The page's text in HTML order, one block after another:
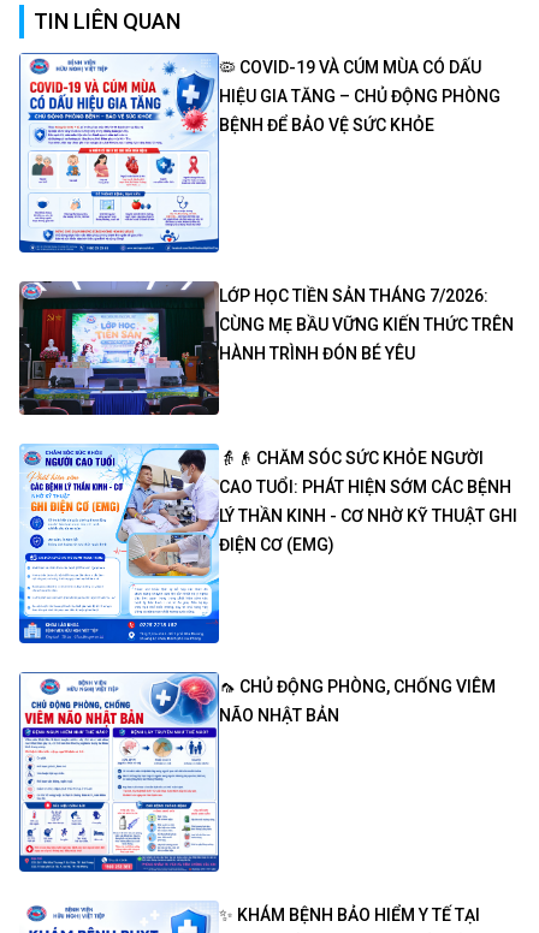
TIN LIÊN QUAN
🦠 COVID-19 VÀ CÚM MÙA CÓ DẤU
HIỆU GIA TĂNG – CHỦ ĐỘNG PHÒNG
BỆNH ĐỂ BẢO VỆ SỨC KHỎE
LỚP HỌC TIỀN SẢN THÁNG 7/2026:
CÙNG MẸ BẦU VỮNG KIẾN THỨC TRÊN
HÀNH TRÌNH ĐÓN BÉ YÊU
👵👴 CHĂM SÓC SỨC KHỎE NGƯỜI
CAO TUỔI: PHÁT HIỆN SỚM CÁC BỆNH
LÝ THẦN KINH - CƠ NHỜ KỸ THUẬT GHI
ĐIỆN CƠ (EMG)
🦟 CHỦ ĐỘNG PHÒNG, CHỐNG VIÊM
NÃO NHẬT BẢN
✨ KHÁM BỆNH BẢO HIỂM Y TẾ TẠI